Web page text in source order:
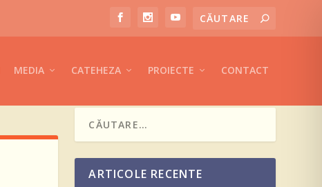
MEDIA CATEHEZA PROIECTE CONTACT
ARTICOLE RECENTE